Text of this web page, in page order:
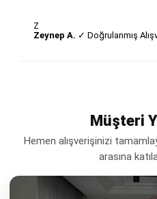
Z
Zeynep A. ✓ Doğrulanmış
Müşteri
Hemen alışverişinizi
arasına